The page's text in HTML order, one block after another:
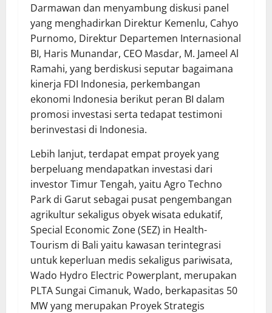
Darmawan dan menyambung diskusi panel
yang menghadirkan Direktur Kemenlu, Cahyo
Purnomo, Direktur Departemen Internasional
BI, Haris Munandar, CEO Masdar, M. Jameel Al
Ramahi, yang berdiskusi seputar bagaimana
kinerja FDI Indonesia, perkembangan
ekonomi Indonesia berikut peran BI dalam
promosi investasi serta tedapat testimoni
berinvestasi di Indonesia. ​
Lebih lanjut, terdapat empat proyek yang
berpeluang mendapatkan investasi dari
investor Timur Tengah, yaitu Agro Techno
Park di Garut sebagai pusat pengembangan
agrikultur sekaligus obyek wisata edukatif,
Special Economic Zone (SEZ) in Health-
Tourism di Bali yaitu kawasan terintegrasi
untuk keperluan medis sekaligus pariwisata,
Wado Hydro Electric Powerplant, merupakan
PLTA Sungai Cimanuk, Wado, berkapasitas 50
MW yang merupakan Proyek Strategis